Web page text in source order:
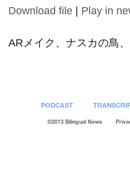
SHARE
LINK
Download file Play in
ARメイク、ナスカの鳥
PODCAST
©2013 Bilingual News